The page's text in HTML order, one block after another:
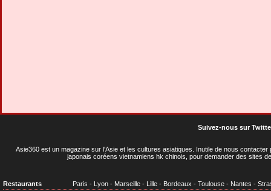
Suivez-nous sur
Asie360 est un magazine sur l'Asie et les cultures asiatiques . Inutile de nous
japonais coréens vietnamiens hk chinois, pour demander des sites
Restaurants Paris - Lyon - Marseille - Lille - Bordeaux - Toulouse - Nantes -